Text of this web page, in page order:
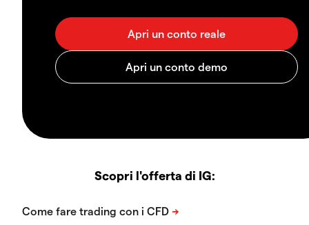
Scopri l'offerta di IG: